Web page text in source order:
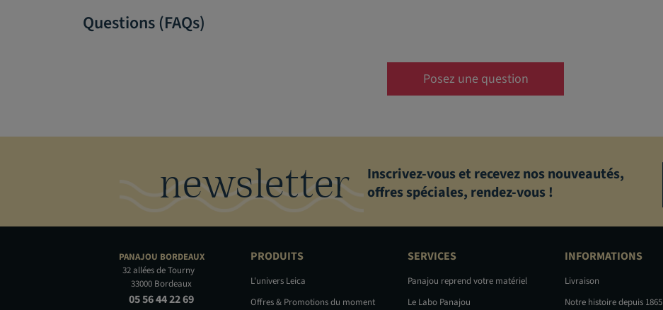
Questions (FAQs)
Posez une question
newsletter
Inscrivez-vous et recevez nos nouveautés,
offres spéciales, rendez-vous !
PANAJOU BORDEAUX
32 allées de Tourny
33000 Bordeaux
05 56 44 22 69
PRODUITS
L'univers Leica
Offres & Promotions du moment
SERVICES
Panajou reprend votre matériel
Le Labo Panajou
INFORMATIONS
Livraison
Notre histoire depuis 1865